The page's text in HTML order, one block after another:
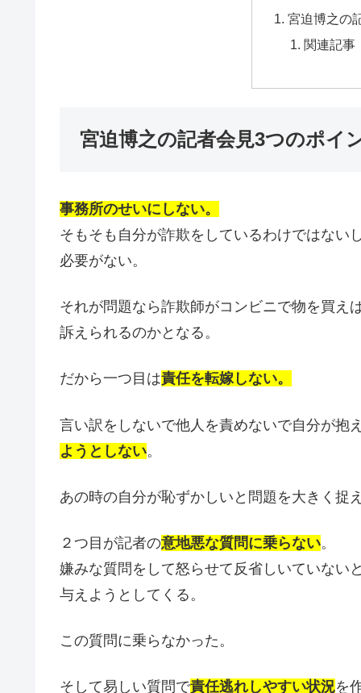
宮迫博之の
関連記事
宮迫博之の記者会見3つのポイ
事務所のせいにしない。
そもそも自分が詐欺をしているわけではない
必要がない。
それが問題なら詐欺師がコンビニで物を買え
訴えられるのかとなる。
だから一つ目は責任を転嫁しない。
言い訳をしないで他人を責めないで自分が抱
ようとしない。
あの時の自分が恥ずかしいと問題を大きく捉
２つ目が記者の意地悪な質問に乗らない。
嫌みな質問をして怒らせて反省しいていない
与えようとしてくる。
この質問に乗らなかった。
そして易しい質問で責任逃れしやすい状況を